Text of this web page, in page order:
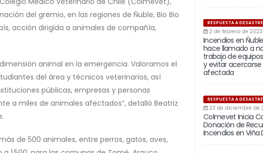
RESPUESTA A
2 de febrero de 2023
Incendios en
hace llamado a
trabajo de
y evitar acercarse
afectada
RESPUESTA A
23 de diciembre de
Colmevet Inicia
Donación de
Incendios en Viña
del gremio, en las regiones de Ñuble, Bio Bio
acción dirigida a animales de compañía,
animal en la emergencia. Valoramos el
del área y técnicos veterinarios, así
públicas, empresas y personas
a miles de animales afectados”, detalló Beatriz
de 500 animales, entre perros, gatos, aves,